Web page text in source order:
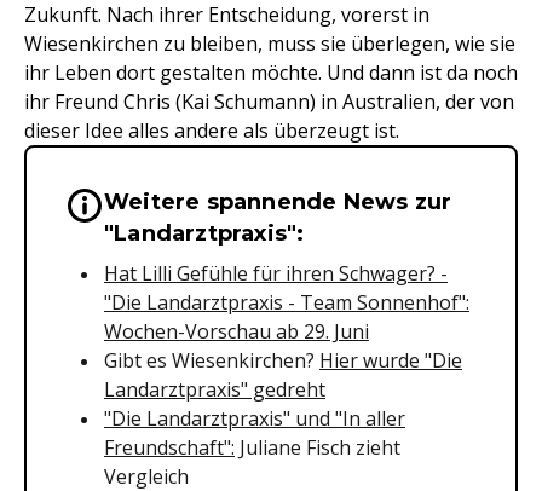
Zukunft. Nach ihrer Entscheidung, vorerst in
Wiesenkirchen zu bleiben, muss sie überlegen, wie sie
ihr Leben dort gestalten möchte. Und dann ist da noch
ihr Freund Chris (Kai Schumann) in Australien, der von
dieser Idee alles andere als überzeugt ist.
Wichtige Hinweise &
Weitere spannende News zur
"Landarztpraxis":
Hat Lilli Gefühle für ihren Schwager? -
"Die Landarztpraxis - Team Sonnenhof":
Wochen-Vorschau ab 29. Juni
Gibt es Wiesenkirchen? Hier wurde "Die
Landarztpraxis" gedreht
"Die Landarztpraxis" und "In aller
Freundschaft": Juliane Fisch zieht
Vergleich